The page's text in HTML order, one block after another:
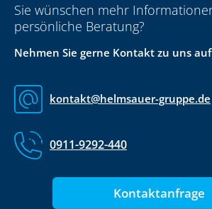
Sie wünschen mehr
persönliche Beratung?
Nehmen Sie gerne Kontakt zu uns
kontakt@helmsauer-gruppe.de
0911-9292-440
Kontaktanfrage